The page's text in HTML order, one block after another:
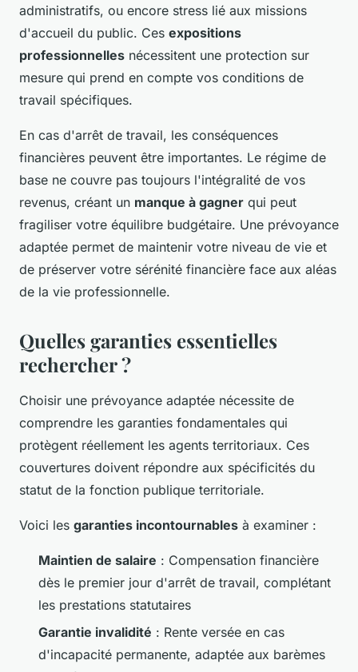
administratifs, ou encore stress lié aux missions
d'accueil du public. Ces expositions
professionnelles nécessitent une protection sur
mesure qui prend en compte vos conditions de
travail spécifiques.
En cas d'arrêt de travail, les conséquences
financières peuvent être importantes. Le régime de
base ne couvre pas toujours l'intégralité de vos
revenus, créant un manque à gagner qui peut
fragiliser votre équilibre budgétaire. Une prévoyance
adaptée permet de maintenir votre niveau de vie et
de préserver votre sérénité financière face aux aléas
de la vie professionnelle.
Quelles garanties essentielles
rechercher ?
Choisir une prévoyance adaptée nécessite de
comprendre les garanties fondamentales qui
protègent réellement les agents territoriaux. Ces
couvertures doivent répondre aux spécificités du
statut de la fonction publique territoriale.
Voici les garanties incontournables à examiner :
Maintien de salaire : Compensation financière
dès le premier jour d'arrêt de travail, complétant
les prestations statutaires
Garantie invalidité : Rente versée en cas
d'incapacité permanente, adaptée aux barèmes